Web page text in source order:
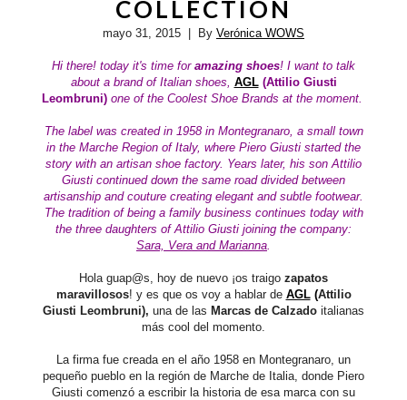
COLLECTION
mayo 31, 2015 | By Verónica WOWS
Hi there! today it's time for amazing shoes! I want to talk
about a brand of Italian shoes, AGL(Attilio Giusti
Leombruni) one of the Coolest Shoe Brands at the moment.
The label was created in 1958 in Montegranaro, a small town
in the Marche Region of Italy, where Piero Giusti started the
story with an artisan shoe factory. Years later, his son Attilio
Giusti continued down the same road divided between
artisanship and couture creating elegant and subtle footwear.
The tradition of being a family business continues today with
the three daughters of Attilio Giusti joining the company:
Sara, Vera and Marianna
Hola guap@s, hoy de nuevo ¡os traigo zapatos
maravillosos! y es que os voy a hablar de AGL(Attilio
Giusti Leombruni), una de las Marcas de Calzado italianas
más cool del momento.
La firma fue creada en el año 1958 en Montegranaro, un
pequeño pueblo en la región de Marche de Italia, donde Piero
Giusti comenzó a escribir la historia de esa marca con su